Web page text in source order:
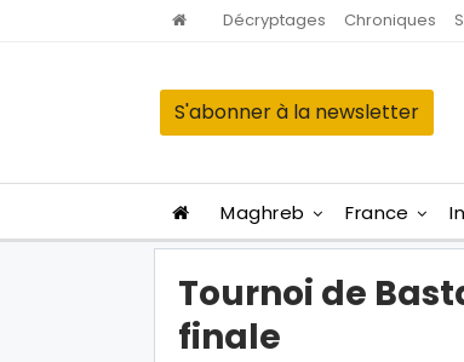
Décryptages Chroniques
S'abonner à la newsletter
Maghreb France
Tournoi de
finale